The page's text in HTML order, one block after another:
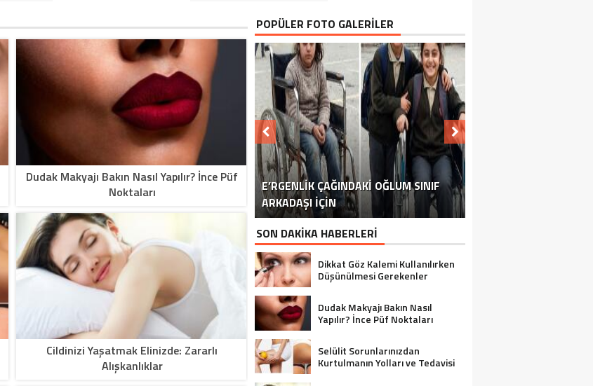
Dudak Makyajı Bakın Nasıl Yapılır? İnce Püf
Noktaları
Cildinizi Yaşatmak Elinizde: Zararlı
Alışkanlıklar
POPÜLER FOTO GALERİLER
4 SAATTE DAMARLARI TEMIZLEYEN
MILYONLARI İLGILENDIREN O KARAR
GERI ÇEKILDI..
E’RGENLIK ÇAĞINDAKI OĞLUM SINIF
ARKADAŞI İÇIN
TORUNUM ZIYARETE GELDIĞINDE
BANA
SON DAKİKA HABERLERİ
Dikkat Göz Kalemi Kullanılırken
Düşünülmesi Gerekenler
Dudak Makyajı Bakın Nasıl
Yapılır? İnce Püf Noktaları
Selülit Sorunlarınızdan
Kurtulmanın Yolları ve Tedavisi